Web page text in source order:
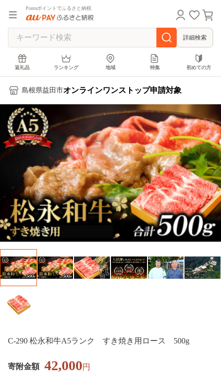
Pontaポイントでふるさと納税
詳細検索
返礼品 ランキング 地域 特集 初めての方
島根県益田市オンラインワンストップ申請対象
C-290 松永和牛A5ランク すき焼き用ロース 500g
寄附金額 42,000円